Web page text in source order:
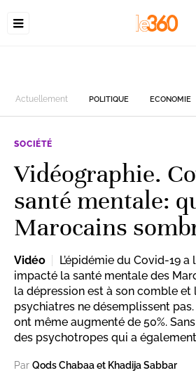
Actuellement POLITIQUE ECONOMIE
SOCIÉTÉ
Vidéographie.
santé mentale:
Marocains
Vidéo
L’épidémie du Covid-19
impacté la santé mentale des
la dépression est à son comble et
psychiatres ne désemplissent
ont même augmenté de 50%.
des psychotropes qui a
Par Qods Chabaa et Khadija Sabbar